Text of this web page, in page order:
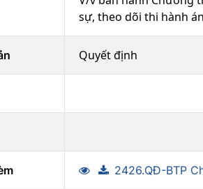
sự, theo dõi thi hành
Quyết định
2426.QĐ-BTP